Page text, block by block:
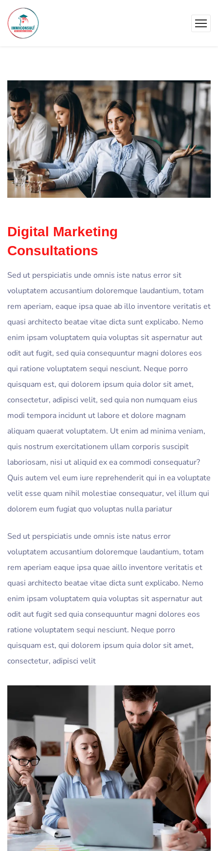
Digital Marketing
Consultations
Sed ut perspiciatis unde omnis iste natus error sit
voluptatem accusantium doloremque laudantium, totam
rem aperiam, eaque ipsa quae ab illo inventore veritatis et
quasi architecto beatae vitae dicta sunt explicabo. Nemo
enim ipsam voluptatem quia voluptas sit aspernatur aut
odit aut fugit, sed quia consequuntur magni dolores eos
qui ratione voluptatem sequi nesciunt. Neque porro
quisquam est, qui dolorem ipsum quia dolor sit amet,
consectetur, adipisci velit, sed quia non numquam eius
modi tempora incidunt ut labore et dolore magnam
aliquam quaerat voluptatem. Ut enim ad minima veniam,
quis nostrum exercitationem ullam corporis suscipit
laboriosam, nisi ut aliquid ex ea commodi consequatur?
Quis autem vel eum iure reprehenderit qui in ea voluptate
velit esse quam nihil molestiae consequatur, vel illum qui
dolorem eum fugiat quo voluptas nulla pariatur
Sed ut perspiciatis unde omnis iste natus error
voluptatem accusantium doloremque laudantium, totam
rem aperiam eaque ipsa quae aillo inventore veritatis et
quasi architecto beatae vitae dicta sunt explicabo. Nemo
enim ipsam voluptatem quia voluptas sit aspernatur aut
odit aut fugit sed quia consequuntur magni dolores eos
ratione voluptatem sequi nesciunt. Neque porro
quisquam est, qui dolorem ipsum quia dolor sit amet,
consectetur, adipisci velit